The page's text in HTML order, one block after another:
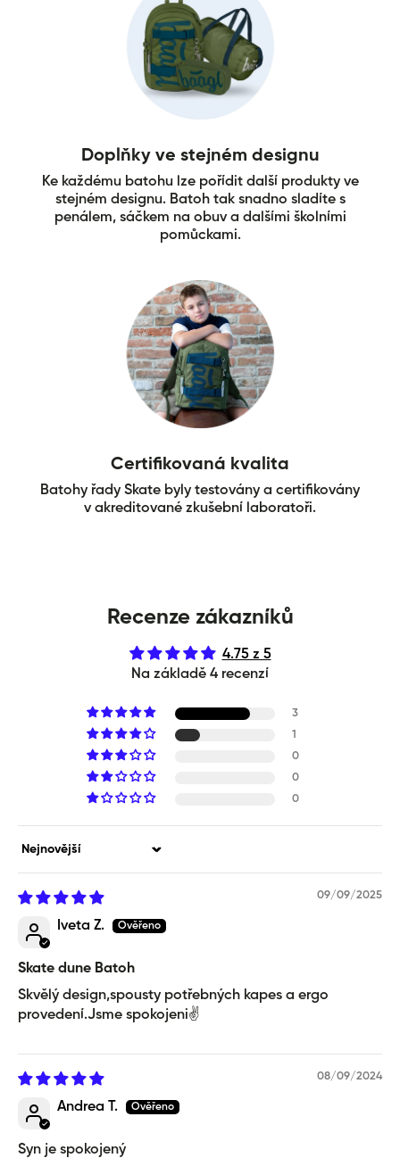
Doplňky ve stejném designu
Ke každému batohu lze pořídit další produkty ve
stejném designu. Batoh tak snadno sladíte s
penálem, sáčkem na obuv a dalšími školními
pomůckami.
Certifikovaná kvalita
Batohy řady Skate byly testovány a certifikovány
v akreditované zkušební laboratoři.
Recenze zákazníků
4.75 z 5
Na základě 4 recenzí
3
1
0
0
0
Sort by
09/09/2025
Iveta Z.
Skate dune Batoh
Skvělý design,spousty potřebných kapes a ergo
provedení.Jsme spokojeni✌️
08/09/2024
Andrea T.
Syn je spokojený